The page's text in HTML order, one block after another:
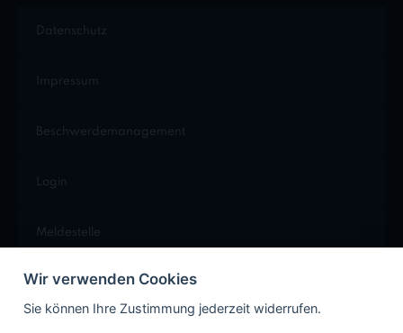
Datenschutz
Impressum
Beschwerdemanagement
Login
Meldestelle
Cookie Einstellungen
Wir verwenden Cookies
Sie können Ihre Zustimmung jederzeit widerrufen.